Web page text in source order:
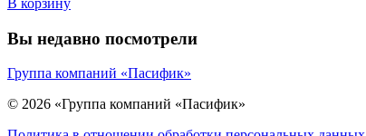
Вы недавно посмотрели
Группа компаний «Пасифик»
© 2026 «Группа компаний «Пасифик»